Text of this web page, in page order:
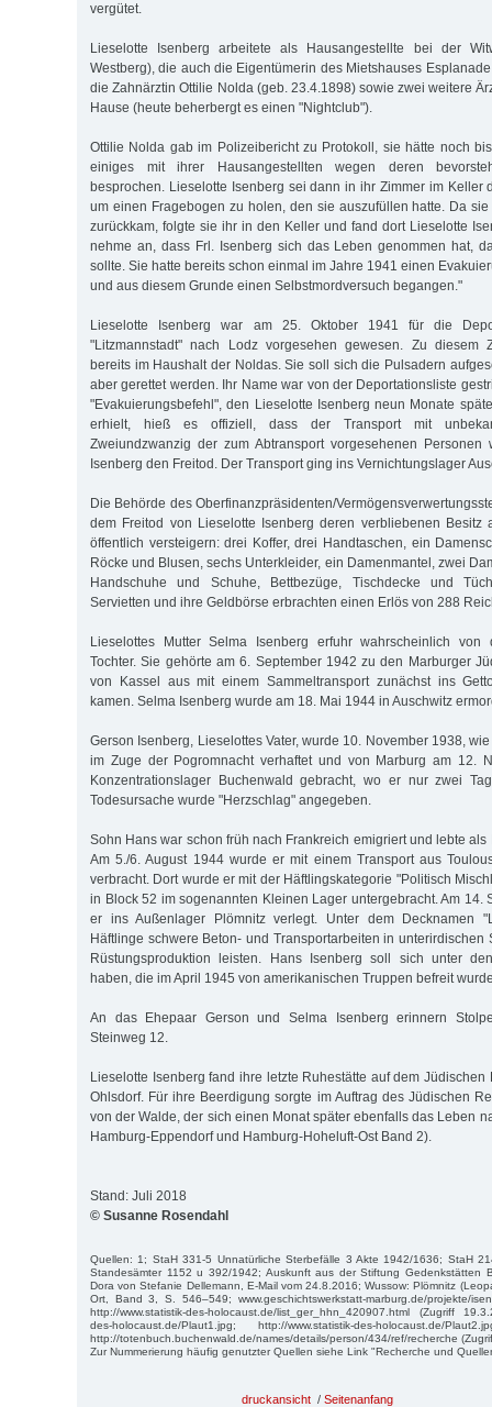
vergütet.
Lieselotte Isenberg arbeitete als Hausangestellte bei der
Westberg), die auch die Eigentümerin des Mietshauses
die Zahnärztin Ottilie Nolda (geb. 23.4.1898) sowie zwei weitere
Hause (heute beherbergt es einen "Nightclub").
Ottilie Nolda gab im Polizeibericht zu Protokoll, sie hätte noch
einiges mit ihrer Hausangestellten wegen deren
besprochen. Lieselotte Isenberg sei dann in ihr Zimmer im Keller
um einen Fragebogen zu holen, den sie auszufüllen hatte. Da
zurückkam, folgte sie ihr in den Keller und fand dort Lieselotte
nehme an, dass Frl. Isenberg sich das Leben genommen hat,
sollte. Sie hatte bereits schon einmal im Jahre 1941 einen
und aus diesem Grunde einen Selbstmordversuch begangen."
Lieselotte Isenberg war am 25. Oktober 1941 für die
"Litzmannstadt" nach Lodz vorgesehen gewesen. Zu diesem
bereits im Haushalt der Noldas. Sie soll sich die Pulsadern
aber gerettet werden. Ihr Name war von der Deportationsliste
"Evakuierungsbefehl", den Lieselotte Isenberg neun Monate
erhielt, hieß es offiziell, dass der Transport mit
Zweiundzwanzig der zum Abtransport vorgesehenen Personen
Isenberg den Freitod. Der Transport ging ins Vernichtungslager
Die Behörde des Oberfinanzpräsidenten/
dem Freitod von Lieselotte Isenberg deren verbliebenen Besitz
öffentlich versteigern: drei Koffer, drei Handtaschen, ein
Röcke und Blusen, sechs Unterkleider, ein Damenmantel, zwei
Handschuhe und Schuhe, Bettbezüge, Tischdecke und
Servietten und ihre Geldbörse erbrachten einen Erlös von 288
Lieselottes Mutter Selma Isenberg erfuhr wahrscheinlich von
Tochter. Sie gehörte am 6. September 1942 zu den Marburger
von Kassel aus mit einem Sammeltransport zunächst ins
kamen. Selma Isenberg wurde am 18. Mai 1944 in Auschwitz
Gerson Isenberg, Lieselottes Vater, wurde 10. November 1938,
im Zuge der Pogromnacht verhaftet und von Marburg am 12.
Konzentrationslager Buchenwald gebracht, wo er nur zwei
Todesursache wurde "Herzschlag" angegeben.
Sohn Hans war schon früh nach Frankreich emigriert und lebte als
Am 5./6. August 1944 wurde er mit einem Transport aus
verbracht. Dort wurde er mit der Häftlingskategorie "Politisch
in Block 52 im sogenannten Kleinen Lager untergebracht. Am 14.
er ins Außenlager Plömnitz verlegt. Unter dem Decknamen
Häftlinge schwere Beton- und Transportarbeiten in unterirdischen
Rüstungsproduktion leisten. Hans Isenberg soll sich unter
haben, die im April 1945 von amerikanischen Truppen befreit
An das Ehepaar Gerson und Selma Isenberg erinnern
Steinweg 12.
Lieselotte Isenberg fand ihre letzte Ruhestätte auf dem
Ohlsdorf. Für ihre Beerdigung sorgte im Auftrag des Jüdischen
von der Walde, der sich einen Monat später ebenfalls das Leben
Hamburg-Eppendorf und Hamburg-Hoheluft-Ost Band 2).
Stand: Juli 2018
© Susanne Rosendahl
Quellen: 1; StaH 331-5 Unnatürliche Sterbefälle 3 Akte 1942/1636; StaH
Standesämter 1152 u 392/1942; Auskunft aus der Stiftung Gedenkstätten
Dora von Stefanie Dellemann, E-Mail vom 24.8.2016; Wussow: Plömnitz
Ort, Band 3, S. 546–549; www.geschichtswerkstatt-marburg.de/projekte/
http://www.statistik-des-holocaust.de/list_ger_hhn_420907.html (Zugriff
des-holocaust.de/Plaut1.jpg; http://www.statistik-des-holocaust.de/
http://totenbuch.buchenwald.de/names/details/person/434/ref/recherche
Zur Nummerierung häufig genutzter Quellen siehe Link "Recherche und
druckansicht / Seitenanfang